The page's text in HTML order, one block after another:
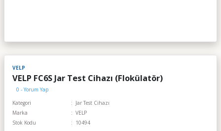
VELP
VELP FC6S Jar Test Cihazı (Flokülatör)
0 - Yorum Yap
Kategori
Jar Test Cihazı
Marka
VELP
Stok Kodu
10494